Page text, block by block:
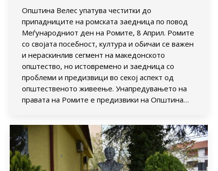
Општина Велес упатува честитки до
припадниците на ромската заедница по повод
Меѓународниот ден на Ромите, 8 Април. Ромите
со својата посебност, култура и обичаи се важен
и нераскинлив сегмент на македонското
општество, но истовремено и заедница со
проблеми и предизвици во секој аспект од
општественото живеење. Унапредувањето на
правата на Ромите е предизвики на Општина…